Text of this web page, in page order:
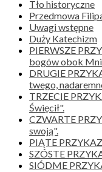
Tło historyczne
Przedmowa
Uwagi wstępne
Duży Katechizm
PIERWSZE
bogów obok
DRUGIE
twego,
TRZECIE
Święcił".
CZWARTE
swoją".
PIĄTE
SZÓSTE
SIÓDME